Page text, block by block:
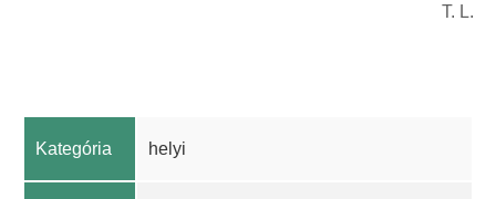
T. L.
Kategória helyi